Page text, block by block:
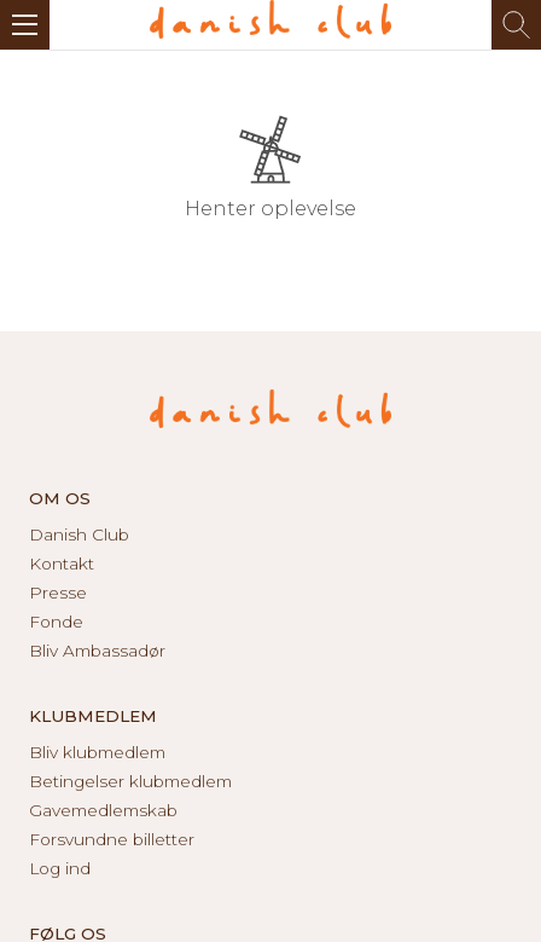
Henter oplevelse
OM OS
Danish Club
Kontakt
Presse
Fonde
Bliv Ambassadør
KLUBMEDLEM
Bliv klubmedlem
Betingelser klubmedlem
Gavemedlemskab
Forsvundne billetter
Log ind
FØLG OS